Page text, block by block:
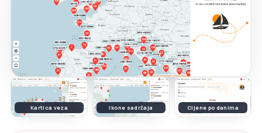
Kartica veza Ikone sadržaja Cijene po danima